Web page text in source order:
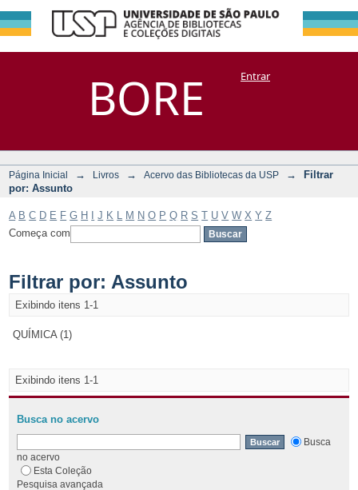
BORE
Filtrar por:
Assunto
DSpace/Manakin + CoriscoEntrar
Página Inicial → Livros → Acervo das Bibliotecas da USP →
Filtrar
por: Assunto
A B C D E F G H J K M N O P Q R S T U V W X Y Z
Começa com
Filtrar por: Assunto
Exibindo itens 1-1
QUÍMICA (1)
Exibindo itens 1-1
Busca no acervo
Busca
no acervo
Esta Coleção
Pesquisa avançada